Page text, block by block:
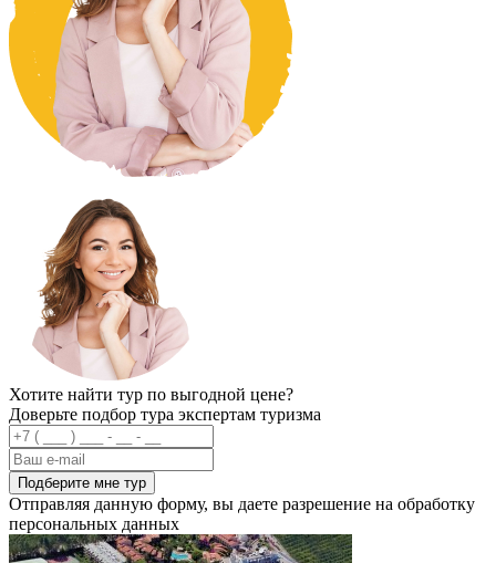
Хотите найти тур по выгодной цене?
Доверьте подбор тура экспертам туризма
Подберите мне тур
Отправляя данную форму, вы даете разрешение на обработку
персональных данных